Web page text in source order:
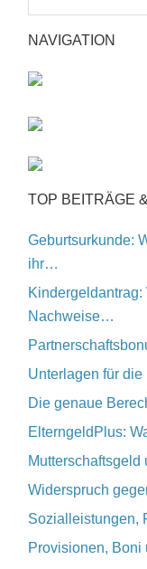
NAVIGATION
TOP BEITRÄGE
Geburtsurkunde:
ihr…
Nachweise…
Unterlagen für
Die genaue
ElterngeldPlus:
Widerspruch
Sozialleistungen,
Provisionen, Boni